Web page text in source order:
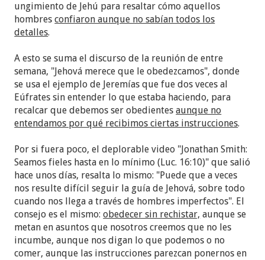
ungimiento de Jehú para resaltar cómo aquellos
hombresconfiaron aunque no sabían todos los
detalles.
A esto se suma el discurso de la reunión de entre
semana, "Jehová merece que le obedezcamos", donde
se usa el ejemplo de Jeremías que fue dos veces al
Eúfrates sin entender lo que estaba haciendo, para
recalcar que debemos ser obedientesaunque no
entendamos por qué recibimos ciertas instrucciones.
Por si fuera poco, el deplorable video "Jonathan Smith:
Seamos fieles hasta en lo mínimo (Luc. 16:10)" que salió
hace unos días, resalta lo mismo: "Puede que a veces
nos resulte difícil seguir la guía de Jehová, sobre todo
cuando nos llega a través de hombres imperfectos". El
consejo es el mismo:obedecer sin rechistar, aunque se
metan en asuntos que nosotros creemos que no les
incumbe, aunque nos digan lo que podemos o no
comer, aunque las instrucciones parezcan ponernos en